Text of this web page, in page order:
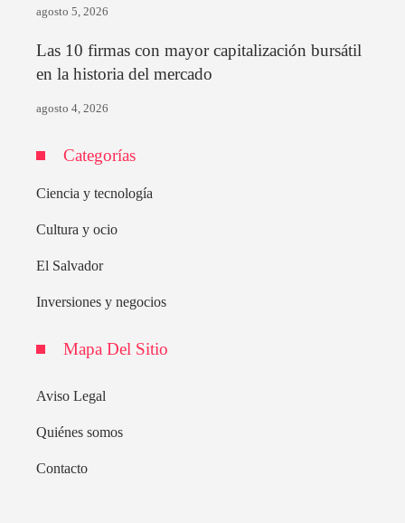
agosto 5, 2026
Las 10 firmas con mayor capitalización bursátil
en la historia del mercado
agosto 4, 2026
Categorías
Ciencia y tecnología
Cultura y ocio
El Salvador
Inversiones y negocios
Mapa Del Sitio
Aviso Legal
Quiénes somos
Contacto